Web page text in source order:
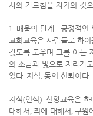
사의 가르침을 자기의 것
1. 배움의 단계 - 긍정적인
교회교육은 사람들로 하
갖도록 도우며 그를 아는
의 소금과 빛으로 자라가
있다. 지식, 동의 신뢰이다.
지식(인식)- 신앙교육은 하
대해서 , 죄에 대해서 , 구원